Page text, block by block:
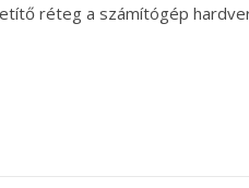
réteg a számítógép